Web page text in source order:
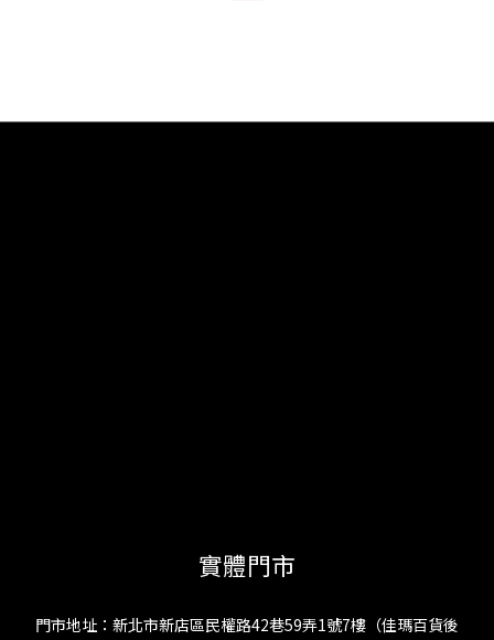
實體門市
門市地址：新北市新店區民權路42巷59弄1號7樓（佳瑪百貨後